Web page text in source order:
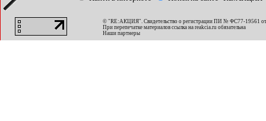
© "RE:АКЦИЯ". Свидетельство о регистрации ПИ № ФС77-19561
При перепечатке материалов ссылка на reakcia.ru обязательна
Наши партнеры